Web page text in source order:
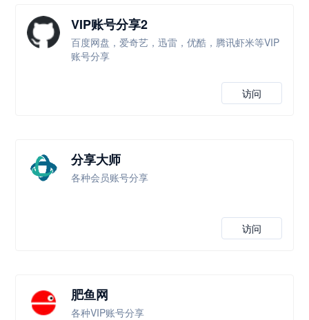
VIP账号分享2
百度网盘，爱奇艺，迅雷，优酷，腾讯虾米等VIP
账号分享
访问
分享大师
各种会员账号分享
访问
肥鱼网
各种VIP账号分享